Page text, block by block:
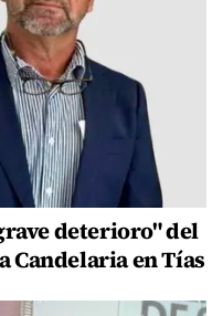
deterioro" del
Candelaria en Tías